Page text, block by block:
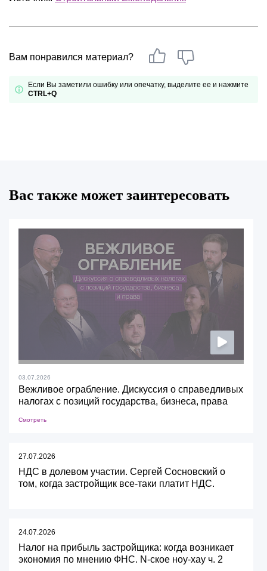
Вам понравился материал?
Если Вы заметили ошибку или опечатку, выделите ее и нажмите
CTRL+Q
Вас также может заинтересовать
03.07.2026
Вежливое ограбление. Дискуссия о справедливых
налогах с позиций государства, бизнеса, права
Смотреть
27.07.2026
НДС в долевом участии. Сергей Сосновский о
том, когда застройщик все-таки платит НДС.
24.07.2026
Налог на прибыль застройщика: когда возникает
экономия по мнению ФНС. N-ское ноу-хау ч. 2